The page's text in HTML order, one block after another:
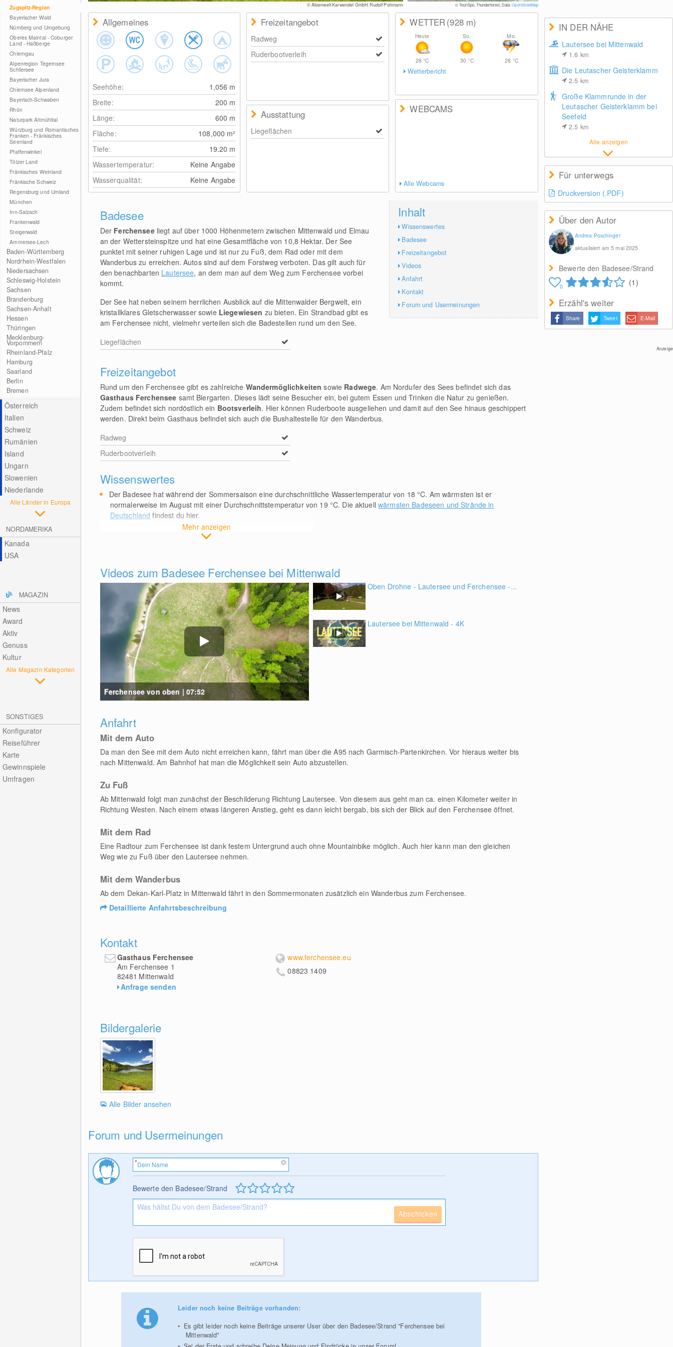
Zugspitz-Region
Bayerischer Wald
Nürnberg und Umgebung
Oberes Maintal - Coburger
Land - Haßberge
Chiemgau
Alpenregion Tegernsee
Schliersee
Bayerischer Jura
Chiemsee Alpenland
Bayerisch-Schwaben
Rhön
Naturpark Altmühltal
Würzburg und Romantisches
Franken - Fränkisches
Seenland
Pfaffenwinkel
Tölzer Land
Fränkisches Weinland
Fränkische Schweiz
Regensburg und Umland
München
Inn-Salzach
Frankenwald
Steigerwald
Ammersee-Lech
Baden-Württemberg
Nordrhein-Westfalen
Niedersachsen
Schleswig-Holstein
Sachsen
Brandenburg
Sachsen-Anhalt
Hessen
Thüringen
Mecklenburg-
Vorpommern
Rheinland-Pfalz
Hamburg
Saarland
Berlin
Bremen
Österreich
Italien
Schweiz
Rumänien
Island
Ungarn
Slowenien
Niederlande
Alle Länder in Europa
NORDAMERIKA
Kanada
USA
MAGAZIN
News
Award
Aktiv
Genuss
Kultur
Alle Magazin Kategorien
SONSTIGES
Konfigurator
Reiseführer
Karte
Gewinnspiele
Umfragen
© Alpenwelt Karwendel GmbH, Rudolf Pohmann © TouriSpo, Thunderforest, Data:OpenStreetMap
IN DER NÄHE
Lautersee bei Mittenwald
1.6 km
Die Leutascher Geisterklamm
2.5 km
Große Klammrunde in der
Leutascher Geisterklamm bei
Seefeld
2.5 km
Alle anzeigen
Für unterwegs
Druckversion (.PDF)
Über den Autor
Andrea Poschinger
aktualisiert am 5 mai 2025
Bewerte den Badesee/Strand
0 (1)
Erzähl's weiter
Share Tweet E-Mail
Anzeige
Allgemeines
Seehöhe: 1,056 m
Breite:
200 m
Länge:
600 m
Fläche:
108,000 m²
Tiefe:
19.20 m
Wassertemperatur:
Keine Angabe
Wasserqualität:
Keine Angabe
Freizeitangebot
Radweg
Ruderbootverleih
Ausstattung
Liegeflächen
WETTER(928 m)
Heute
26°C
So.
30°C
Mo.
28 °C
Wetterbericht
WEBCAMS
Alle Webcams
Inhalt
Wissenswertes
Badesee
Freizeitangebot
Videos
Anfahrt
Kontakt
Forum und Usermeinungen
Badesee
Der Ferchenseeliegt auf über 1000 Höhenmetern zwischen Mittenwald und Elmau
an der Wettersteinspitze und hat eine Gesamtfläche von 10,8 Hektar. Der See
punktet mit seiner ruhigen Lage und ist nur zu Fuß, dem Rad oder mit dem
Wanderbus zu erreichen. Autos sind auf dem Forstweg verboten. Das gilt auch für
den benachbarten Lautersee, an dem man auf dem Weg zum Ferchensee vorbei
kommt.
Der See hat neben seinem herrlichen Ausblick auf die Mittenwalder Bergwelt, ein
kristallklares Gletscherwasser sowieLiegewiesen zu bieten. Ein Strandbad gibt es
am Ferchensee nicht, vielmehr verteilen sich die Badestellen rund um den See.
Liegeflächen
Freizeitangebot
Rund um den Ferchensee gibt es zahlreiche Wandermöglichkeiten sowie Radwege. Am Nordufer des Sees befindet sich das
Gasthaus Ferchensee samt Biergarten. Dieses lädt seine Besucher ein, bei gutem Essen und Trinken die Natur zu genießen.
Zudem befindet sich nordöstlich ein Bootsverleih. Hier können Ruderboote ausgeliehen und damit auf den See hinaus geschippert
werden. Direkt beim Gasthaus befindet sich auch die Bushaltestelle für den Wanderbus.
Radweg
Ruderbootverleih
Wissenswertes
Mehr anzeigen
Der Badesee hat während der Sommersaison eine durchschnittliche Wassertemperatur von 18°C. Am wärmsten ist er
normalerweise im August mit einer Durchschnittstemperatur von 19 °C. Die aktuellwärmsten Badeseen und Strände in
Deutschland findest du hier.
Videos zum Badesee Ferchensee bei Mittenwald
Ferchensee von oben | 07:52
Oben Drohne - Lautersee und Ferchensee -...
Lautersee bei Mittenwald - 4K
Anfahrt
Mit dem Auto
Da man den See mit dem Auto nicht erreichen kann, fährt man über die A95 nach Garmisch-Partenkirchen. Vor hieraus weiter bis
nach Mittenwald. Am Bahnhof hat man die Möglichkeit sein Auto abzustellen.
Zu Fuß
Ab Mittenwald folgt man zunächst der Beschilderung Richtung Lautersee. Von diesem aus geht man ca. einen Kilometer weiter in
Richtung Westen. Nach einem etwas längeren Anstieg, geht es dann leicht bergab, bis sich der Blick auf den Ferchensee öffnet.
Mit dem Rad
Eine Radtour zum Ferchensee ist dank festem Untergrund auch ohne Mountainbike möglich. Auch hier kann man den gleichen
Weg wie zu Fuß über den Lautersee nehmen.
Mit dem Wanderbus
Ab dem Dekan-Karl-Platz in Mittenwald fährt in den Sommermonaten zusätzlich ein Wanderbus zum Ferchensee.
Detaillierte Anfahrtsbeschreibung
Kontakt
Gasthaus Ferchensee
Am Ferchensee 1
82481 Mittenwald
Anfrage senden
www.ferchensee.eu
08823 1409
Bildergalerie
Alle Bilder ansehen
Forum und Usermeinungen
Bewerte den Badesee/Strand
Abschicken
Leider noch keine Beiträge vorhanden:
Es gibt leider noch keine Beiträge unserer User über den Badesee/Strand "Ferchensee bei
Mittenwald"